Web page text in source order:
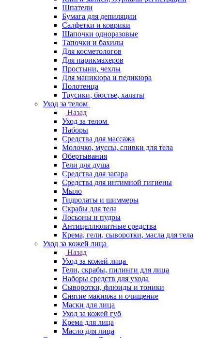
Шпатели
Бумага для депиляции
Салфетки и коврики
Шапочки одноразовые
Тапочки и бахилы
Для косметологов
Для парикмахеров
Простыни, чехлы
Для маникюра и педикюра
Полотенца
Трусики, бюстье, халаты
Уход за телом
Назад
Уход за телом
Наборы
Средства для массажа
Молочко, муссы, сливки для тела
Обертывания
Гели для душа
Средства для загара
Средства для интимной гигиены
Мыло
Гидролаты и шиммеры
Скрабы для тела
Лосьоны и пудры
Антицеллюлитные средства
Крема, гели, сыворотки, масла для тела
Уход за кожей лица
Назад
Уход за кожей лица
Гели, скрабы, пилинги для лица
Наборы средств для ухода
Сыворотки, флюиды и тоники
Снятие макияжа и очищение
Маски для лица
Уход за кожей губ
Крема для лица
Масло для лица